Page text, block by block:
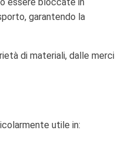
garantendo la
di materiali, dalle merci
utile in: